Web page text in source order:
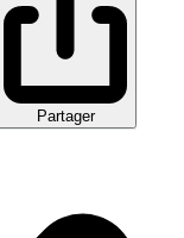
Partager